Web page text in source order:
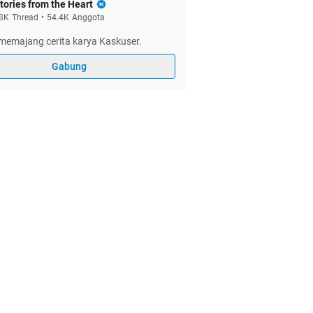
from the Heart
Thread • 54.4K Anggota
cerita karya Kaskuser.
Gabung